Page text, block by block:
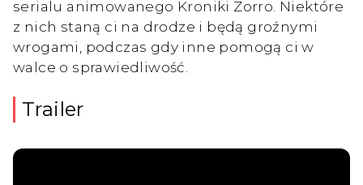
serialu animowanego Kroniki Zorro. Niektóre
z nich staną ci na drodze i będą groźnymi
wrogami, podczas gdy inne pomogą ci w
walce o sprawiedliwość.
Trailer